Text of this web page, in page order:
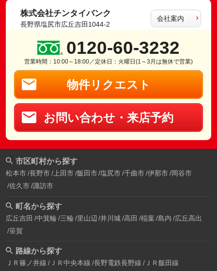
株式会社チンタイバンク
長野県塩尻市広丘吉田1044-2
会社案内
0120-60-3232
営業時間：10:00～18:00／定休日：火曜日(1～3月は無休で営業)
物件リクエスト
お問い合わせ・来店予約
市区町村から探す
松本市 長野市 上田市 飯田市 塩尻市 千曲市 伊那市 岡谷市
佐久市 諏訪市
町名から探す
広丘吉田 中箕輪 三輪 里山辺 井川城 高田 稲葉 島内 広丘高出
笹賀
路線から探す
ＪＲ篠ノ井線 ＪＲ中央本線 長野電鉄長野線 ＪＲ飯田線